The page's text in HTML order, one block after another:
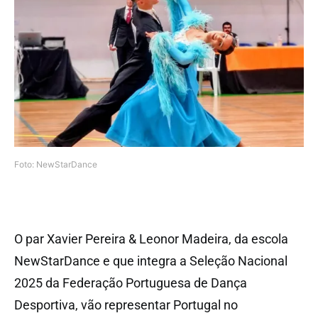
Foto: NewStarDance
O par Xavier Pereira & Leonor Madeira, da escola
NewStarDance e que integra a Seleção Nacional
2025 da Federação Portuguesa de Dança
Desportiva, vão representar Portugal no